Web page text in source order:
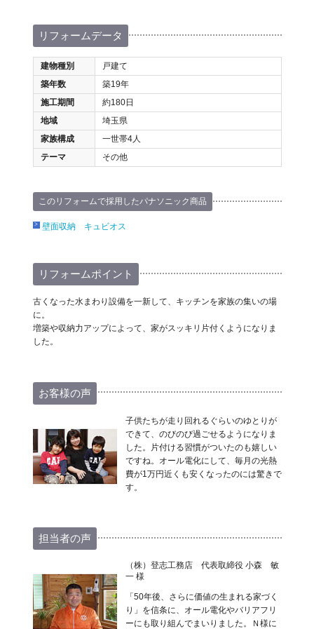
リフォームデータ
建物種別
戸建て
築年数
築19年
施工期間
約180日
地域
埼玉県
家族構成
一世帯4人
テーマ
その他
このリフォームで採用したパナソニック商品
壁面収納 キュビオス
リフォームポイント
古くなった水まわり設備を一新して、キッチンを家族の集いの場
に。
増築や収納力アップによって、家がスッキリ片付くようになりま
した。
お客様の声
子供たちが走り回れるぐらいのゆとりが
できて、のびのび過ごせるようになりま
した。片付ける習慣がついたのも嬉しい
ですね。オール電化にして、毎月の光熱
費が1万円近くも安くなったのには驚きで
す。
担当者の声
（株）登志工務店 代表取締役 小森 敏
一 様
「50年後、さらに価値の生まれる家づく
り」を信条に、オール電化やバリアフリ
ーにも取り組んでまいりました。Ｎ様に